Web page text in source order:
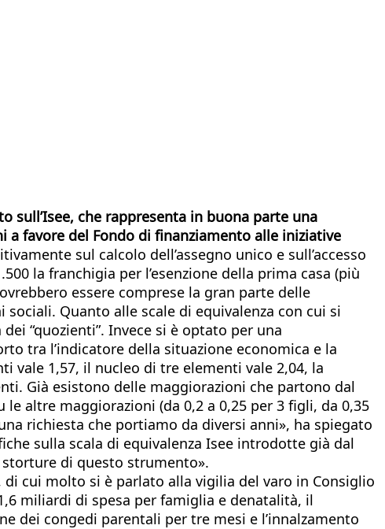
sull’Isee, che rappresenta in buona parte una
a favore del Fondo di finanziamento alle iniziative
sul calcolo dell’assegno unico e sull’accesso
la franchigia per l’esenzione della prima casa (più
essere comprese la gran parte delle
Quanto alle scale di equivalenza con cui si
“quozienti”. Invece si è optato per una
tra l’indicatore della situazione economica e la
vale 1,57, il nucleo di tre elementi vale 2,04, la
Già esistono delle maggiorazioni che partono dal
altre maggiorazioni (da 0,2 a 0,25 per 3 figli, da 0,35
richiesta che portiamo da diversi anni», ha spiegato
sulla scala di equivalenza Isee introdotte già dal
di questo strumento».
di cui molto si è parlato alla vigilia del varo in Consiglio
miliardi di spesa per famiglia e denatalità, il
dei congedi parentali per tre mesi e l’innalzamento